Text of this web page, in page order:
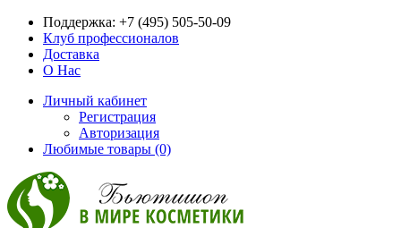
Поддержка: +7 (495) 505-50-09
Клуб профессионалов
Доставка
О Нас
Личный кабинет
Регистрация
Авторизация
Любимые товары (0)